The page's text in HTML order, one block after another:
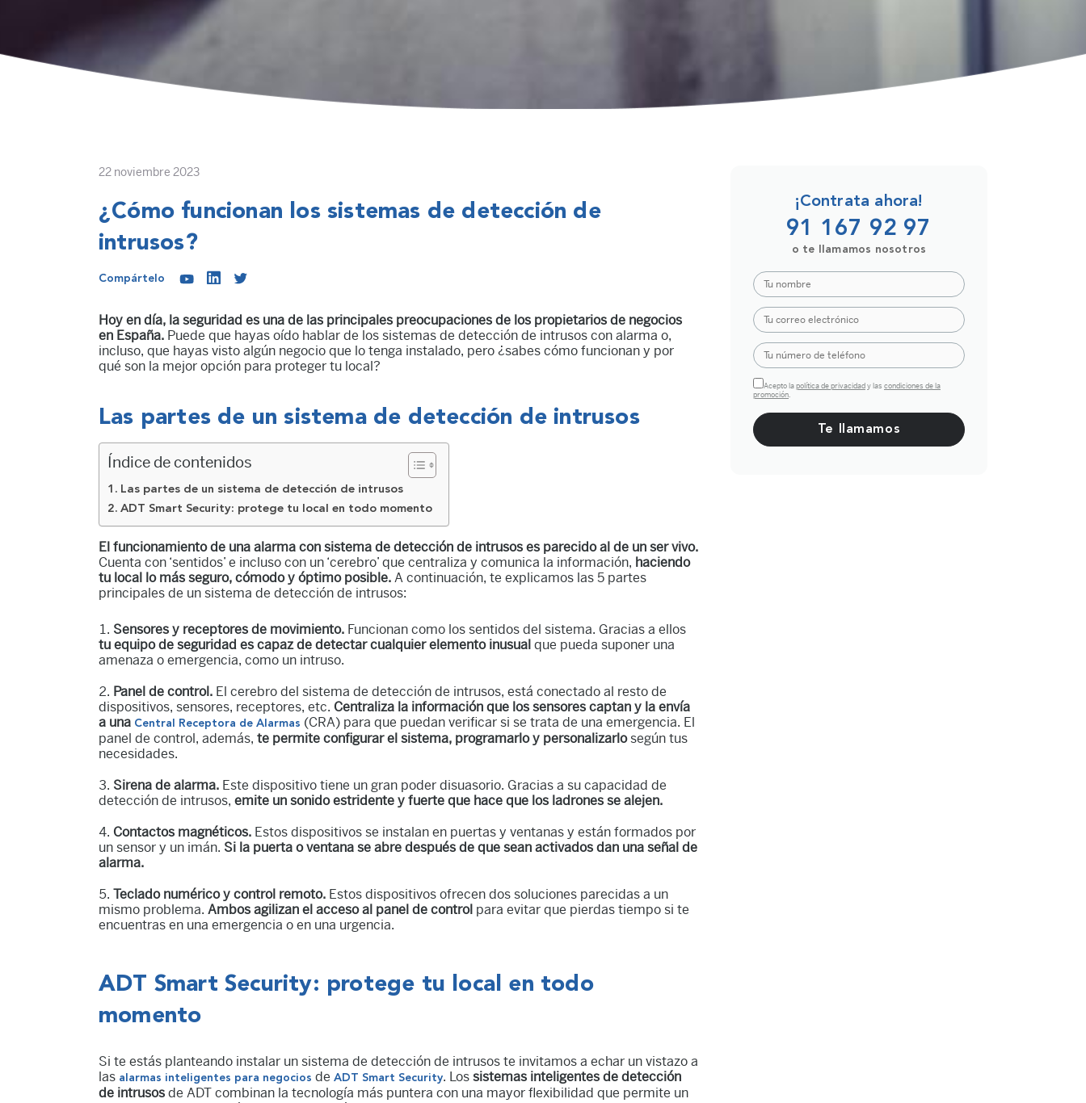
¡Contrata ahora!
91 167 92 97
o te llamamos nosotros
Acepto la política de privacidad y las condiciones de la
promoción
Por favor, deja este campo vacío.
22 noviembre 2023
¿Cómo funcionan los sistemas de detección de
intrusos?
Compártelo
Hoy en día, la seguridad es una de las principales preocupaciones de los propietarios de negocios
en España. Puede que hayas oído hablar de los sistemas de detección de intrusos con alarma o,
incluso, que hayas visto algún negocio que lo tenga instalado, pero ¿sabes cómo funcionan y por
qué son la mejor opción para proteger tu local?
Las partes de un sistema de detección de intrusos
Índice de contenidos
Las partes de un sistema de detección de intrusos
ADT Smart Security: protege tu local en todo momento
El funcionamiento de una alarma con sistema de detección de intrusos es parecido al de un ser vivo.
Cuenta con ‘sentidos’ e incluso con un ‘cerebro’ que centraliza y comunica la información, haciendo
tu local lo más seguro, cómodo y óptimo posible. A continuación, te explicamos las 5 partes
principales de un sistema de detección de intrusos:
Sensores y receptores de movimiento. Funcionan como los sentidos del sistema. Gracias a ellos
tu equipo de seguridad es capaz de detectar cualquier elemento inusual que pueda suponer una
amenaza o emergencia, como un intruso.
Panel de control. El cerebro del sistema de detección de intrusos, está conectado al resto de
dispositivos, sensores, receptores, etc. Centraliza la información que los sensores captan y la envía
a una Central Receptora de Alarmas (CRA) para que puedan verificar si se trata de una emergencia. El
panel de control, además, te permite configurar el sistema, programarlo y personalizarlosegún tus
necesidades.
Sirena de alarma. Este dispositivo tiene un gran poder disuasorio. Gracias a su capacidad de
detección de intrusos, emite un sonido estridente y fuerte que hace que los ladrones se alejen.
Contactos magnéticos. Estos dispositivos se instalan en puertas y ventanas y están formados por
un sensor y un imán. Si la puerta o ventana se abre después de que sean activados dan una señal de
alarma.
Teclado numérico y control remoto. Estos dispositivos ofrecen dos soluciones parecidas a un
mismo problema. Ambos agilizan el acceso al panel de control para evitar que pierdas tiempo si te
encuentras en una emergencia o en una urgencia.
ADT Smart Security: protege tu local en todo
momento
Si te estás planteando instalar un sistema de detección de intrusos te invitamos a echar un vistazo a
las alarmas inteligentes para negocios de ADT Smart Security. Los sistemas inteligentes de detección
de intrusos de ADT combinan la tecnología más puntera con una mayor flexibilidad que permite un